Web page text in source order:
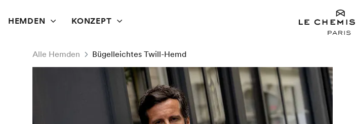
HEMDEN KONZEPT
Alle Hemden Bügelleichtes Twill-Hemd